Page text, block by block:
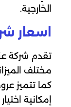
الخارجية.
اسعار
تقدم شركة
مختلف
كما تتميز
إمكانية